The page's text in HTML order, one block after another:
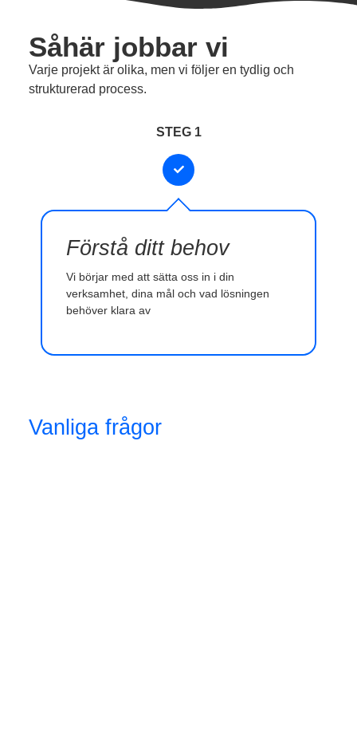
Såhär jobbar vi
Varje projekt är olika, men vi följer en tydlig och
strukturerad process.
STEG 1
Förstå ditt behov
Vi börjar med att sätta oss in i din
verksamhet, dina mål och vad lösningen
behöver klara av
Vanliga frågor